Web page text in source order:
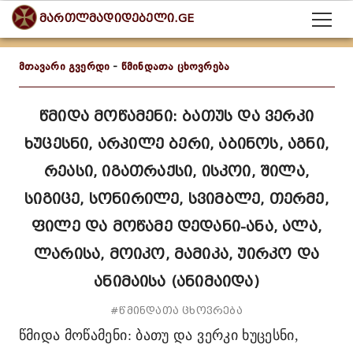
მართლმადიდებელი.GE
მთავარი გვერდი - წმინდათა ცხოვრება
წმიდა მოწამენი: ბათუს და ვერკი
ხუცესნი, არპილე ბერი, აბინოს, აგნი,
რეასი, იგათრაქსი, ისკოი, შილა,
სიგიცე, სონირილე, სვიმბლე, თერმე,
ფილე და მოწამე დედანი-ანა, ალა,
ლარისა, მოიკო, მამიკა, უირკო და
ანიმაისა (ანიმაიდა)
#წმინდათა ცხოვრება
წმიდა მოწამენი: ბათუ და ვერკი ხუცესნი,